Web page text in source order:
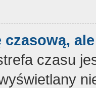
czasową,
czasu